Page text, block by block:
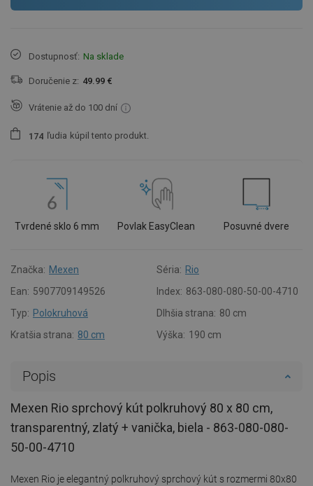
Dostupnosť: Na sklade
Doručenie z: 49.99 €
Vrátenie až do 100 dní
1 74 ľudia kúpil tento produkt.
Tvrdené sklo 6 mm Povlak EasyClean Posuvné dvere
Značka: Mexen Séria: Rio
Ean: 5907709149526 Index: 863-080-080-50-00-4710
Typ: Polokruhová Dlhšia strana: 80 cm
Kratšia strana: 80 cm Výška: 190 cm
Popis
Mexen Rio sprchový kút polkruhový 80 x 80 cm,
transparentný, zlatý + vanička, biela - 863-080-080-
50-00-4710
Mexen Rio je elegantný polkruhový sprchový kút s rozmermi 80x80